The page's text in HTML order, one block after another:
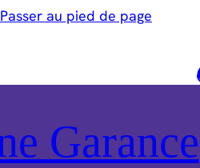
Passer au pied de page
Garance